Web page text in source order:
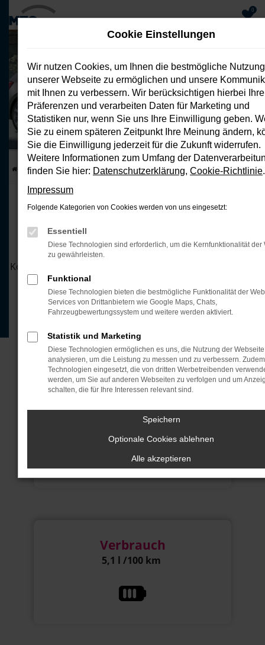
Hauptinhalt
springen
0
Scala 95 PS Benziner
Privatleasing ohne Anzahlung
Kraftstoffverbrauch (komb.): 5,1 l /100 km; CO2-Emissionen
(komb.): 115 g/km;​ CO2-Klasse (komb.): D
Startseite Top Deals Scala 95 PS Benziner
DER NEUE ŠKODA SCALA
Leasen Sie jetzt den neuen Škoda Scala für 229€
monatlich.
Unser attraktives Leasingangebot mit flexiblen
Konditionen sichert Ihnen den perfekten Einstieg in die
Zukunft des Fahrens.
JETZT ANFRAGEN
JETZT ANRUFEN
Motor
70 kW (95PS)
Verbrauch
5,1 l /100 km
Cookie Einstellungen
Wir nutzen Cookies, um Ihnen die bestmögliche Nutzung
unserer Webseite zu ermöglichen und unsere
mit Ihnen zu verbessern. Wir berücksichtigen hierbei Ihre
Präferenzen und verarbeiten Daten für Marketing und
Statistiken nur, wenn Sie uns Ihre Einwilligung geben.
Sie zu einem späteren Zeitpunkt Ihre Meinung ändern,
Sie die Einwilligung jederzeit für die Zukunft widerrufen.
Weitere Informationen zum Umfang der
finden Sie hier: Datenschutzerklärung, Cookie-Richtlinie.
Impressum
Folgende Kategorien von Cookies werden von uns eingesetzt:
Essentiell
Diese Technologien sind erforderlich, um die Kernfunktionalität der
zu gewährleisten.
Funktional
Diese Technologien bieten die bestmögliche Funktionalität der
Services von Drittanbietern wie Google Maps, Chats,
Fahrzeugbewertungssystem und weitere werden aktiviert.
Statistik und Marketing
Diese Technologien ermöglichen es uns, die Nutzung der
analysieren, um die Leistung zu messen und zu verbessern.
Technologien eingesetzt, die von dritten Werbetreibenden
werden, um Sie auf anderen Webseiten zu verfolgen und um
schalten, die für Ihre Interessen relevant sind.
Speichern
Optionale Cookies ablehnen
Alle akzeptieren